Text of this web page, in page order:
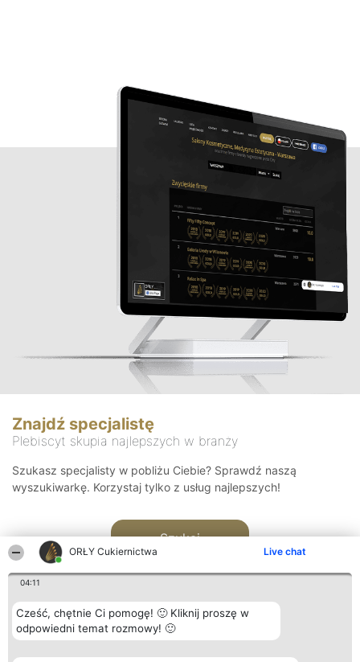
ORŁY Cukiernictwa Live chat
04:11
Cześć, chętnie Ci pomogę! 🙂 Kliknij proszę w
odpowiedni temat rozmowy! 🙂
Znajdź specjalistę
Plebiscyt skupia najlepszych w branży
Szukasz specjalisty w pobliżu Ciebie? Sprawdź naszą
wyszukiwarkę. Korzystaj tylko z usług najlepszych!
Szukaj
Organizator plebiscytu Plebiscyt Kontakt